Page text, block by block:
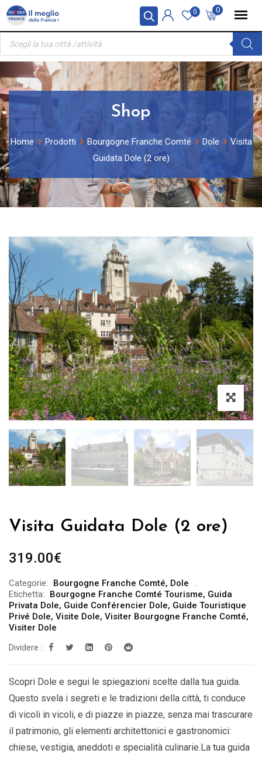
Pannello di gestione dei cookies
Skip
content
0
0
Ricerca
prodotti
Shop
Home Prodotti Bourgogne Franche Comté Dole
Visita
Guidata Dole (2 ore)
Visita Guidata Dole (2 ore)
319.00€
Categorie: Bourgogne Franche Comté, Dole
Etichetta:
Bourgogne Franche Comté Tourisme, Guida
Privata Dole, Guide Conférencier Dole, Guide Touristique
Privé Dole, Visite Dole, Visiter Bourgogne Franche Comté,
Visiter Dole
Dividere :
Scopri Dole e segui le spiegazioni scelte dalla tua guida.
Questo svela i segreti e le tradizioni della città, ti conduce
di vicoli in vicoli, e di piazze in piazze, senza mai trascurare
il patrimonio, gli elementi architettonici e gastronomici:
chiese, vestigia, aneddoti e specialità culinarie.La tua guida